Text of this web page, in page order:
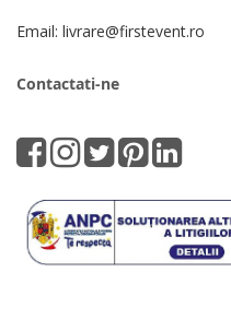
Email: livrare@firstevent.ro
Contactati-ne